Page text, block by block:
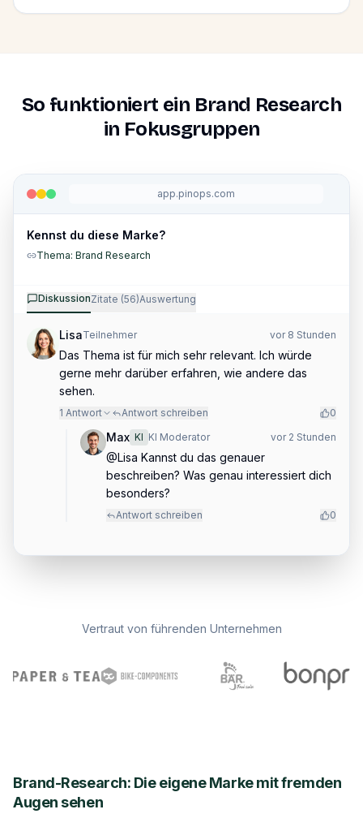
So funktioniert ein Brand Research
in Fokusgruppen
app.pinops.com
Kennst du diese Marke?
Thema: Brand Research
DiskussionZitate (56)Auswertung
LisaTeilnehmer vor 8 Stunden
Das Thema ist für mich sehr relevant. Ich würde
gerne mehr darüber erfahren, wie andere das
sehen.
1 Antwort Antwort schreiben 0
Max KI KI Moderator vor 2 Stunden
@Lisa Kannst du das genauer
beschreiben? Was genau interessiert dich
besonders?
Antwort schreiben 0
Vertraut von führenden Unternehmen
Brand-Research: Die eigene Marke mit fremden
Augen sehen